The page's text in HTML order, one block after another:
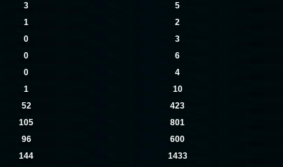
3
5
1
2
0
3
0
6
0
4
1
10
52
423
105
801
96
600
144
1433